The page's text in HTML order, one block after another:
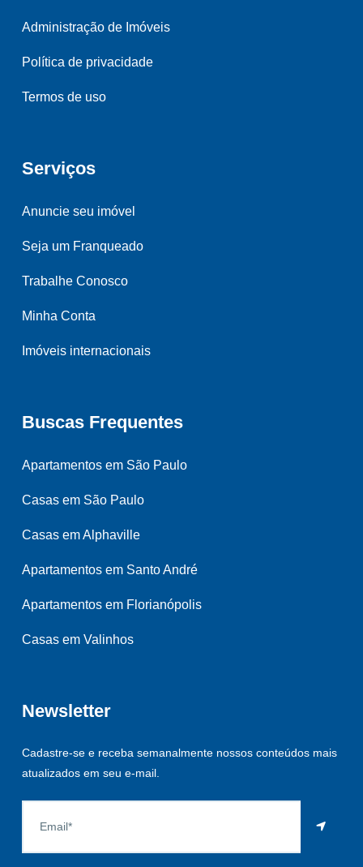
Administração de Imóveis
Política de privacidade
Termos de uso
Serviços
Anuncie seu imóvel
Seja um Franqueado
Trabalhe Conosco
Minha Conta
Imóveis internacionais
Buscas Frequentes
Apartamentos em São Paulo
Casas em São Paulo
Casas em Alphaville
Apartamentos em Santo André
Apartamentos em Florianópolis
Casas em Valinhos
Newsletter
Cadastre-se e receba semanalmente nossos conteúdos mais
atualizados em seu e-mail.